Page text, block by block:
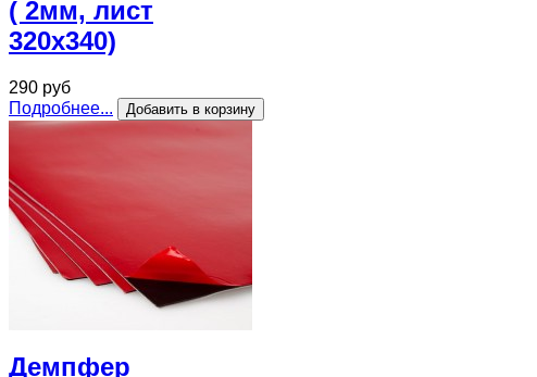
( 2мм, лист
320x340)
290 руб
Подробнее...
Демпфер